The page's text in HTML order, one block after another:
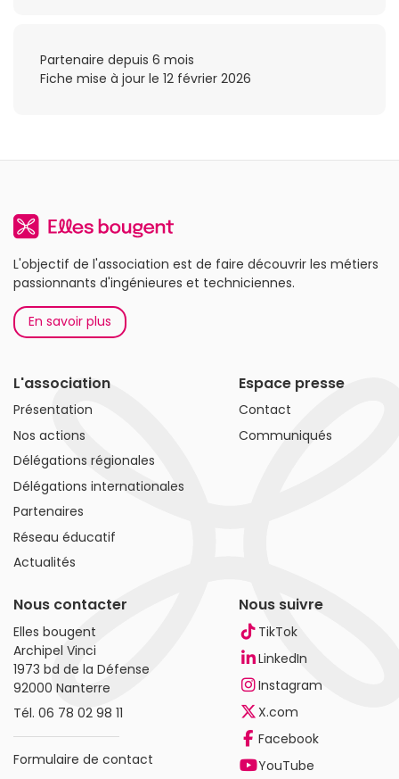
Partenaire depuis 6 mois
Fiche mise à jour le 12 février 2026
L'objectif de l'association est de faire découvrir les métiers
passionnants d'ingénieures et techniciennes.
En savoir plus
L'association
Présentation
Nos actions
Délégations régionales
Délégations internationales
Partenaires
Réseau éducatif
Actualités
Espace presse
Contact
Communiqués
Nous contacter
Elles bougent
Archipel Vinci
1973 bd de la Défense
92000 Nanterre
Tél. 06 78 02 98 11
Formulaire de contact
Nous suivre
TikTok
LinkedIn
Instagram
X.com
Facebook
YouTube